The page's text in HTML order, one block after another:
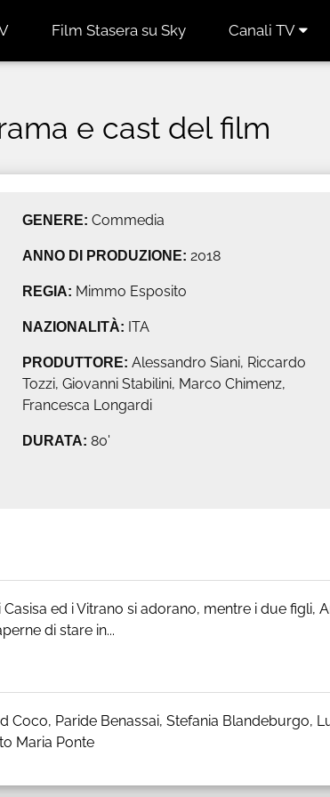
Film Stasera su Sky Canali TV
e cast del film
GENERE:Commedia
ANNO DI PRODUZIONE: 2018
REGIA: Mimmo Esposito
NAZIONALITÀ: ITA
PRODUTTORE:Alessandro Siani, Riccardo
Tozzi, Giovanni Stabilini, Marco Chimenz,
Francesca Longardi
DURATA:80'
ed i Vitrano si adorano, mentre i due figli,
di stare in...
Coco, Paride Benassai, Stefania Blandeburgo,
Maria Ponte